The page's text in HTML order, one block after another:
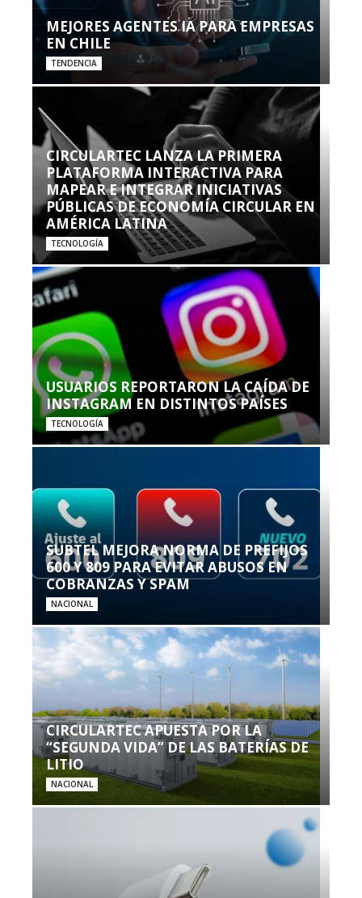
MEJORES AGENTES IA PARA EMPRESAS
EN CHILE
TENDENCIA
CIRCULARTEC LANZA LA PRIMERA
PLATAFORMA INTERACTIVA PARA
MAPEAR E INTEGRAR INICIATIVAS
PÚBLICAS DE ECONOMÍA CIRCULAR EN
AMÉRICA LATINA
TECNOLOGÍA
USUARIOS REPORTARON LA CAÍDA DE
INSTAGRAM EN DISTINTOS PAÍSES
TECNOLOGÍA
SUBTEL MEJORA NORMA DE PREFIJOS
600 Y 809 PARA EVITAR ABUSOS EN
COBRANZAS Y SPAM
NACIONAL
CIRCULARTEC APUESTA POR LA
“SEGUNDA VIDA” DE LAS BATERÍAS DE
LITIO
NACIONAL